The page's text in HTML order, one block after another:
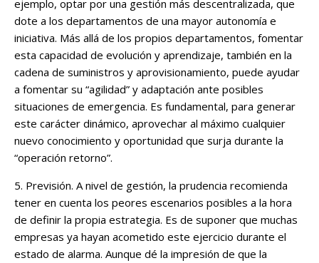
ejemplo, optar por una gestión más descentralizada, que
dote a los departamentos de una mayor autonomía e
iniciativa. Más allá de los propios departamentos, fomentar
esta capacidad de evolución y aprendizaje, también en la
cadena de suministros y aprovisionamiento, puede ayudar
a fomentar su “agilidad” y adaptación ante posibles
situaciones de emergencia. Es fundamental, para generar
este carácter dinámico, aprovechar al máximo cualquier
nuevo conocimiento y oportunidad que surja durante la
“operación retorno”.
5. Previsión. A nivel de gestión, la prudencia recomienda
tener en cuenta los peores escenarios posibles a la hora
de definir la propia estrategia. Es de suponer que muchas
empresas ya hayan acometido este ejercicio durante el
estado de alarma. Aunque dé la impresión de que la